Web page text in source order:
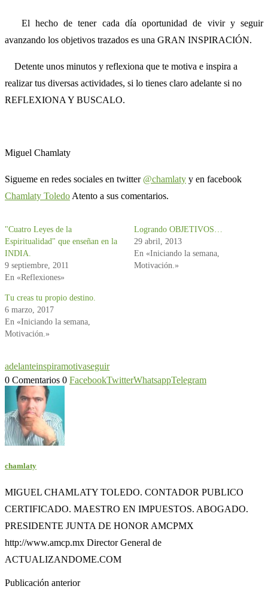
El hecho de tener cada día oportunidad de vivir y seguir
avanzando los objetivos trazados es una GRAN INSPIRACIÓN.
Detente unos minutos y reflexiona que te motiva e inspira a
realizar tus diversas actividades, si lo tienes claro adelante si no
REFLEXIONA Y BUSCALO.
Miguel Chamlaty
Sigueme en redes sociales en twitter @chamlaty y en facebook
Chamlaty Toledo Atento a sus comentarios.
"Cuatro Leyes de la
Espiritualidad" que enseñan en la
INDIA.
9 septiembre, 2011
En «Reflexiones»
Logrando OBJETIVOS…
29 abril, 2013
En «Iniciando la semana,
Motivación.»
Tu creas tu propio destino.
6 marzo, 2017
En «Iniciando la semana,
Motivación.»
adelanteinspiramotivaseguir
0 Comentarios 0 FacebookTwitterWhatsappTelegram
chamlaty
MIGUEL CHAMLATY TOLEDO. CONTADOR PUBLICO
CERTIFICADO. MAESTRO EN IMPUESTOS. ABOGADO.
PRESIDENTE JUNTA DE HONOR AMCPMX
http://www.amcp.mx Director General de
ACTUALIZANDOME.COM
Publicación anterior